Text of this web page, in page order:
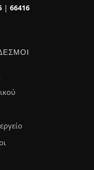
| 66416